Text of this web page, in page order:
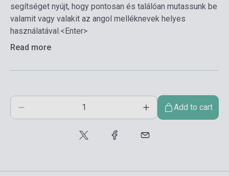
segítséget nyújt, hogy pontosan és találóan mutassunk be
valamit vagy valakit az angol melléknevek helyes
használatával.<Enter>
Read more
Add to cart